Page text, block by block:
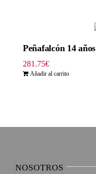
Peñafalcón 14 años
281.75€
Añadir al carrito
NOSOTROS